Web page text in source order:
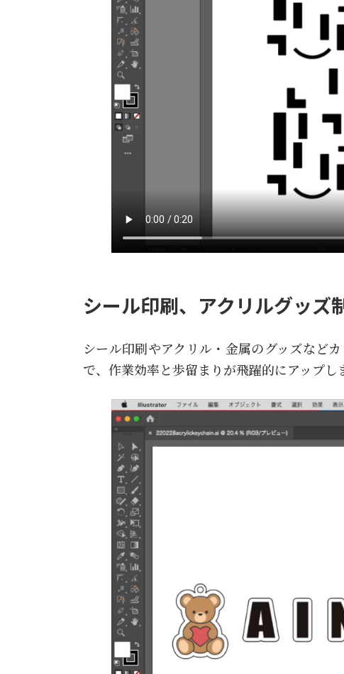
シール印刷、アクリルグッズ
シール印刷やアクリル・金属のグッズなど
で、作業効率と歩留まりが飛躍的にアップし